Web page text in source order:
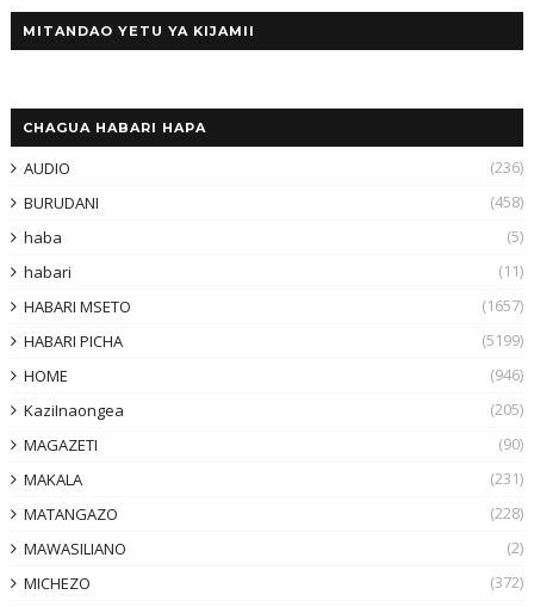
MITANDAO YETU YA KIJAMII
CHAGUA HABARI HAPA
AUDIO
(236)
BURUDANI
(458)
haba
(5)
habari
(11)
HABARI MSETO
(1657)
HABARI PICHA
(5199)
HOME
(946)
KaziInaongea
(205)
MAGAZETI
(90)
MAKALA
(231)
MATANGAZO
(228)
MAWASILIANO
(2)
MICHEZO
(372)